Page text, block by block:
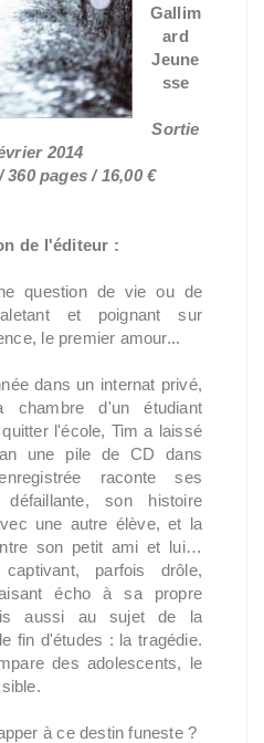
Gallim
ard
Jeune
sse
Sortie
2014
pages / 16,00 €
de l'éditeur :
question de vie ou de
et poignant sur
le premier amour...
dans un internat privé,
chambre d'un étudiant
l'école, Tim a laissé
une pile de CD dans
raconte ses
son histoire
une autre élève, et la
son petit ami et lui…
parfois drôle,
écho à sa propre
aussi au sujet de la
fin d'études : la tragédie.
des adolescents, le
à ce destin funeste ?